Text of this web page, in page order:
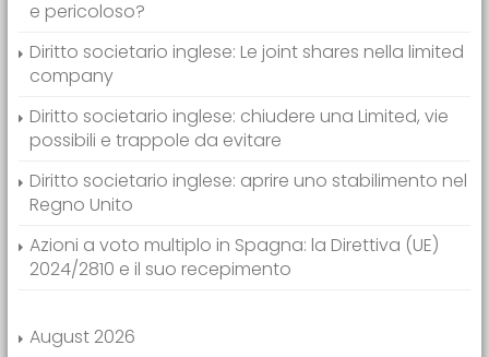
e pericoloso?
Diritto societario inglese: Le joint shares nella limited
company
Diritto societario inglese: chiudere una Limited, vie
possibili e trappole da evitare
Diritto societario inglese: aprire uno stabilimento nel
Regno Unito
Azioni a voto multiplo in Spagna: la Direttiva (UE)
2024/2810 e il suo recepimento
August 2026